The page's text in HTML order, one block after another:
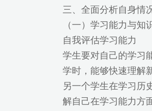
三、全面分析自身情
（一）学习能力与知
自我评估学习能力
学生要对自己的学习
学时，能够快速理解
另一个学生在学习历
解自己在学习能力方